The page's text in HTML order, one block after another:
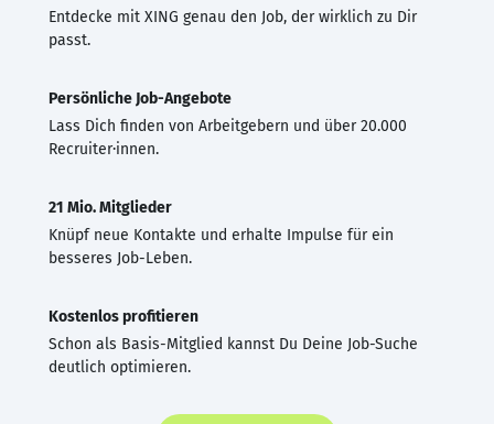
Entdecke mit XING genau den Job, der wirklich zu Dir
passt.
Persönliche Job-Angebote
Lass Dich finden von Arbeitgebern und über 20.000
Recruiter·innen.
21 Mio. Mitglieder
Knüpf neue Kontakte und erhalte Impulse für ein
besseres Job-Leben.
Kostenlos profitieren
Schon als Basis-Mitglied kannst Du Deine Job-Suche
deutlich optimieren.